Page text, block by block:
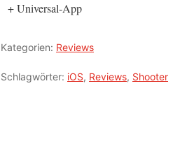
+ Universal-App
Kategorien: Reviews
Schlagwörter: iOS, Reviews, Shooter